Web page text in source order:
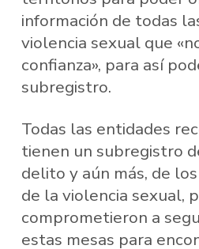
información de todas
violencia sexual que
confianza», para así
subregistro.
Todas las entidades
tienen un subregistro
delito y aún más, de
de la violencia sexual,
comprometieron a
estas mesas para